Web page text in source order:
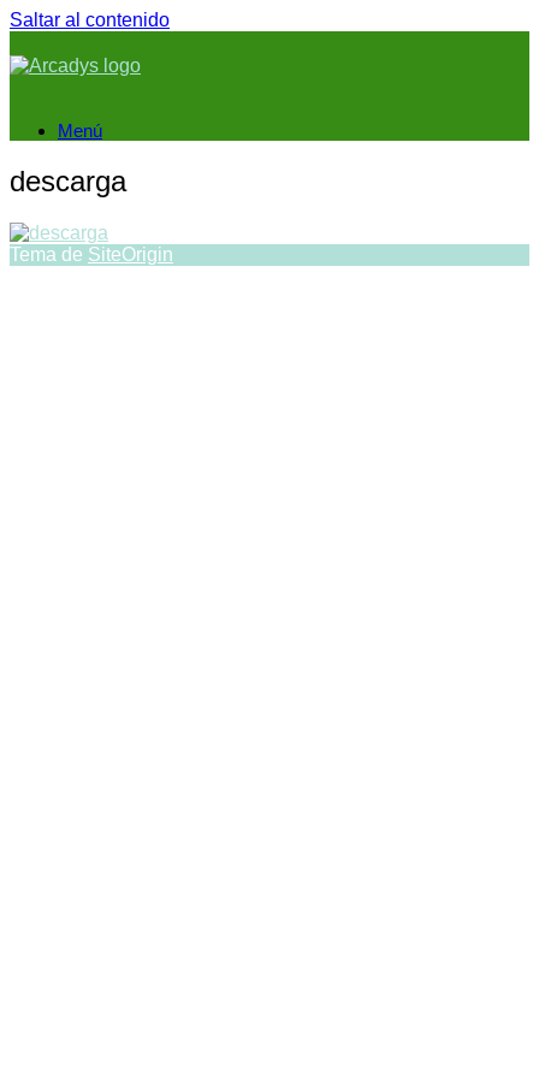
Saltar al contenido
Menú
descarga
Tema de SiteOrigin